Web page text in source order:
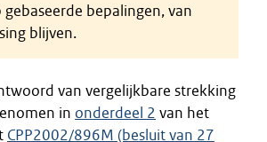
gebaseerde bepalingen, van
blijven.
van vergelijkbare strekking
in onderdeel 2 van het
CPP2002/896M (besluit van 27